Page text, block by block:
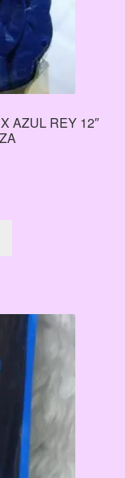
AZUL REY 12″